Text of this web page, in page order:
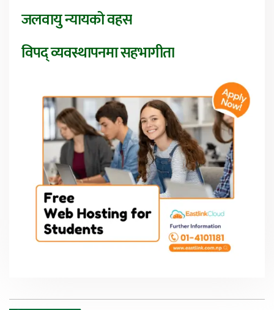
जलवायु न्यायको वहस
विपद् व्यवस्थापनमा सहभागीता